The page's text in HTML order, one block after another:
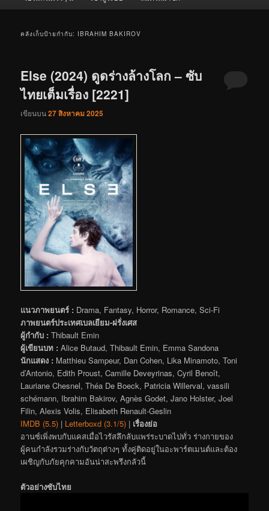
คลังเก็บป้ายกำกับ: IBRAHIM BAKIROV
Else (2024) ดูดร่างล้างโลก – ซับ
ไทยเต็มเรื่อง [2221]
เขียนบน27 สิงหาคม 2025
แนวภาพยนตร์ : Drama, Fantasy, Horror, Romance, Sci-Fi
ภาพยนตร์ประเทศเบลเยียม-ฝรั่งเศส
ผู้กำกับ : Thibault Emin
ผู้เขียนบท : Alice Butaud, Thibault Emin, Emma Sandona
นักแสดง : Matthieu Sampeur, Dan Cohen, Lika Minamoto, Toni
d’Antonio, Edith Proust, Camille Deveyrinas, Cyril Benoît,
Lauriane Chesnel, Théa De Boeck, Patricia Willerval, vassili
schémann, Ibrahim Bakirov, Agnès Godet, Jano Holster, Joel
Filin, Alexis Volis, Elisabeth Renault-Geslin
IMDB (5.5) | Letterboxd (3.1/5) | เรื่องย่อ
อานซ์เพิ่งพบกับแคสเมื่อไวรัสลึกลับแพร่ระบาดไปทั่ว ร่างกายของ
ผู้คนกำลังรวมร่างกับวัตถุต่างๆ ทั้งคู่ติดอยู่ในอะพาร์ตเมนต์และต้อง
เผชิญกับภัยคุกคามอันน่าสะพรึงกลัวนี้
ตัวอย่างซับไทย